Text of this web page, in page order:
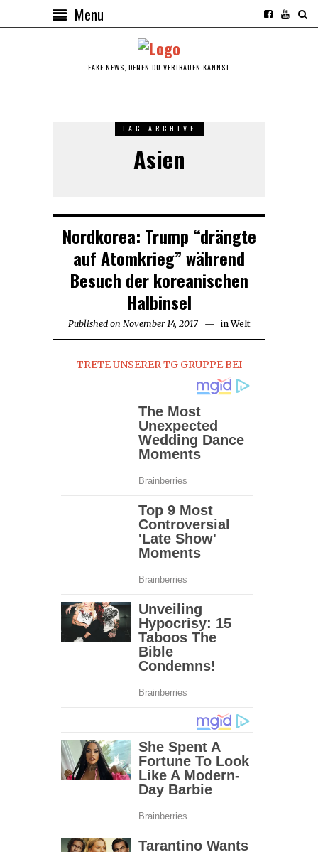
Menu
FAKE NEWS, DENEN DU VERTRAUEN KANNST.
TAG ARCHIVE
Asien
Nordkorea: Trump “drängte
auf Atomkrieg” während
Besuch der koreanischen
Halbinsel
Published on November 14, 2017 in Welt
TRETE UNSERER TG GRUPPE BEI